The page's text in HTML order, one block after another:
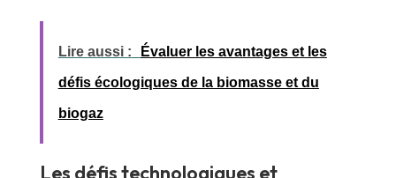
Lire aussi : Évaluer les avantages et les
défis écologiques de la biomasse et du
biogaz
Les défis technologiques et